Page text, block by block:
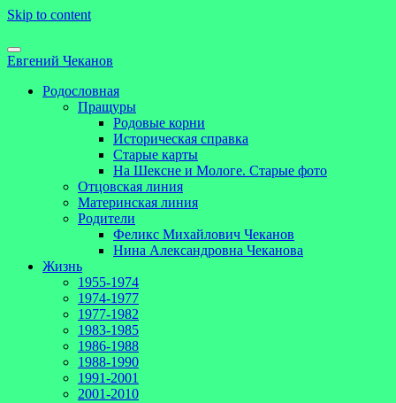
Skip to content
Евгений Чеканов
Родословная
Пращуры
Родовые корни
Историческая справка
Старые карты
На Шексне и Мологе. Старые фото
Отцовская линия
Материнская линия
Родители
Феликс Михайлович Чеканов
Нина Александровна Чеканова
Жизнь
1955-1974
1974-1977
1977-1982
1983-1985
1986-1988
1988-1990
1991-2001
2001-2010